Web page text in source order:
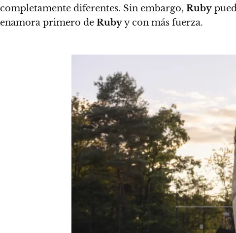
completamente diferentes. Sin embargo, Ruby
enamora primero de Rubyy con más fuerza.